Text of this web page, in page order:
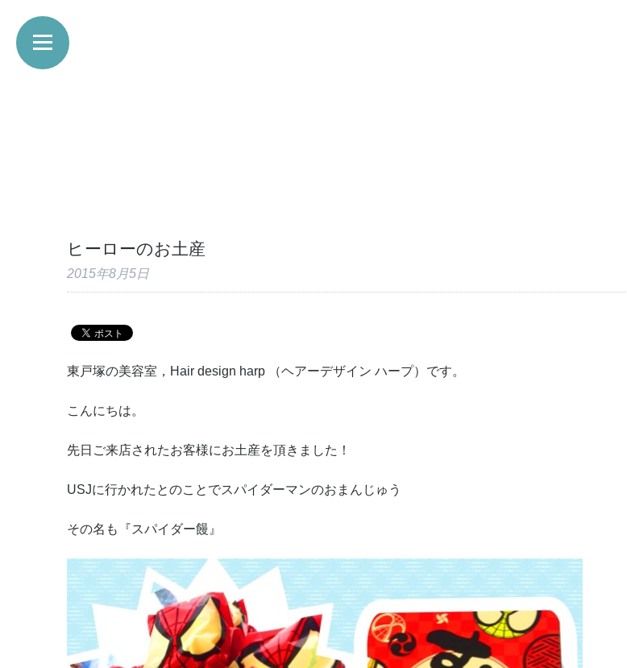
ヒーローのお土産
2015年8月5日
東戸塚の美容室，Hair design harp （ヘアーデザイン ハープ）です。
こんにちは。
先日ご来店されたお客様にお土産を頂きました！
USJに行かれたとのことでスパイダーマンのおまんじゅう
その名も『スパイダー饅』